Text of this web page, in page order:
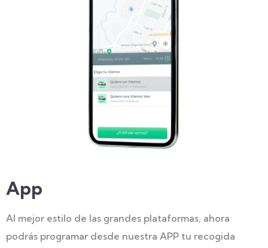
App
Al mejor estilo de las grandes plataformas, ahora
podrás programar desde nuestra APP tu recogida